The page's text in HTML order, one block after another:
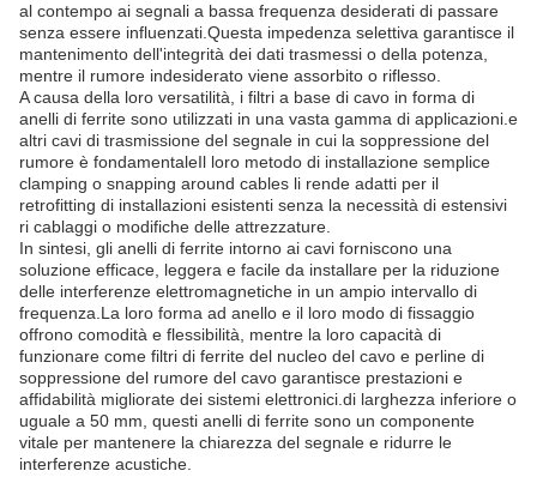
al contempo ai segnali a bassa frequenza desiderati di passare
senza essere influenzati.Questa impedenza selettiva garantisce il
mantenimento dell'integrità dei dati trasmessi o della potenza,
mentre il rumore indesiderato viene assorbito o riflesso.
A causa della loro versatilità, i filtri a base di cavo in forma di
anelli di ferrite sono utilizzati in una vasta gamma di applicazioni.e
altri cavi di trasmissione del segnale in cui la soppressione del
rumore è fondamentaleIl loro metodo di installazione semplice
clamping o snapping around cables li rende adatti per il
retrofitting di installazioni esistenti senza la necessità di estensivi
ri cablaggi o modifiche delle attrezzature.
In sintesi, gli anelli di ferrite intorno ai cavi forniscono una
soluzione efficace, leggera e facile da installare per la riduzione
delle interferenze elettromagnetiche in un ampio intervallo di
frequenza.La loro forma ad anello e il loro modo di fissaggio
offrono comodità e flessibilità, mentre la loro capacità di
funzionare come filtri di ferrite del nucleo del cavo e perline di
soppressione del rumore del cavo garantisce prestazioni e
affidabilità migliorate dei sistemi elettronici.di larghezza inferiore o
uguale a 50 mm, questi anelli di ferrite sono un componente
vitale per mantenere la chiarezza del segnale e ridurre le
interferenze acustiche.